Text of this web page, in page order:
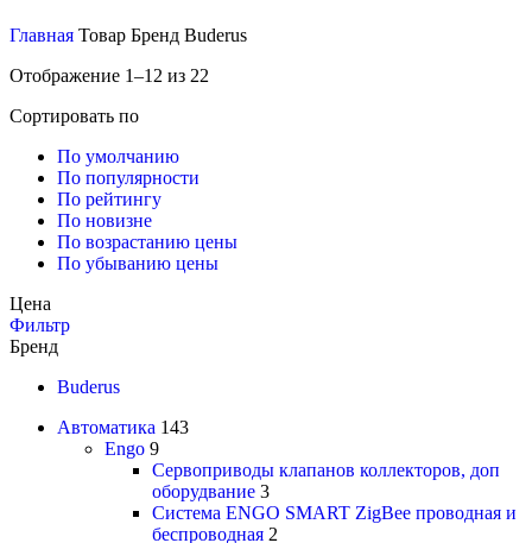
Главная Товар Бренд Buderus
Отображение 1–12 из 22
Сортировать по
По умолчанию
По популярности
По рейтингу
По новизне
По возрастанию цены
По убыванию цены
Цена
Фильтр
Бренд
Buderus
Автоматика 143
Engo 9
Сервоприводы клапанов коллекторов, доп
оборудвание 3
Система ENGO SMART ZigBee проводная и
беспроводная 2